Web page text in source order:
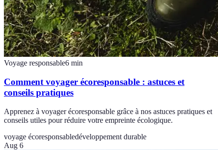
Voyage responsable6 min
Comment voyager écoresponsable : astuces et
conseils pratiques
Apprenez à voyager écoresponsable grâce à nos astuces pratiques et
conseils utiles pour réduire votre empreinte écologique.
voyage écoresponsabledéveloppement durable
Aug 6